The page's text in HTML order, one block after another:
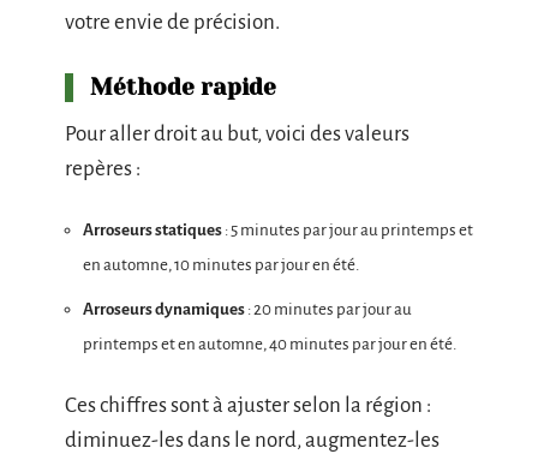
votre envie de précision.
Méthode rapide
Pour aller droit au but, voici des valeurs
repères :
Arroseurs statiques : 5 minutes par jour au printemps et
en automne, 10 minutes par jour en été.
Arroseurs dynamiques : 20 minutes par jour au
printemps et en automne, 40 minutes par jour en été.
Ces chiffres sont à ajuster selon la région :
diminuez-les dans le nord, augmentez-les